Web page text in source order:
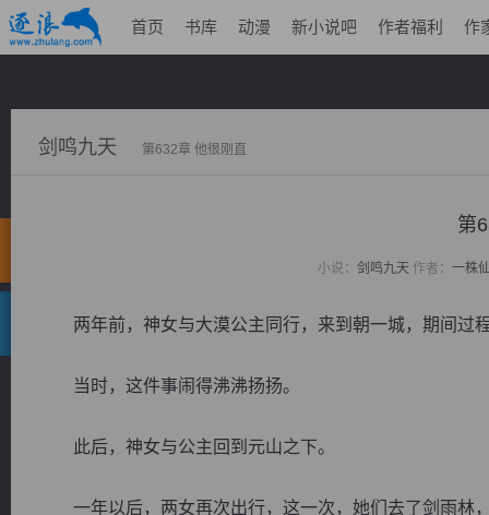
首页 书库 动漫 新小说吧 作者福利 作
剑鸣九天 第632章 他很刚直
第
小说： 剑鸣九天 作者： 一株
两年前，神女与大漠公主同行，来到朝一城，期间过
当时，这件事闹得沸沸扬扬。
此后，神女与公主回到元山之下。
一年以后，两女再次出行，这一次，她们去了剑雨林